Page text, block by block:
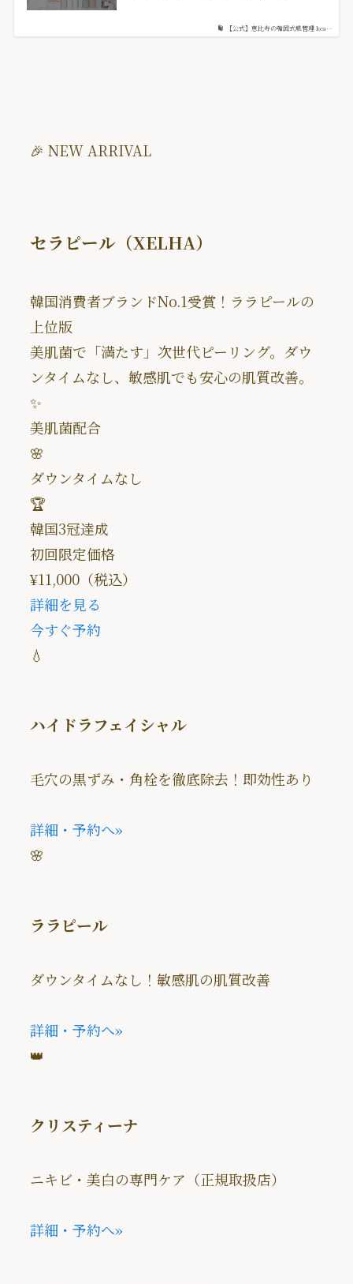
【公式】恵比寿の韓国式肌管理 kea…
🎉 NEW ARRIVAL
セラピール（XELHA）
韓国消費者ブランドNo.1受賞！ララピールの
上位版
美肌菌で「満たす」次世代ピーリング。ダウ
ンタイムなし、敏感肌でも安心の肌質改善。
✨
美肌菌配合
🌸
ダウンタイムなし
🏆
韓国3冠達成
初回限定価格
¥11,000（税込）
詳細を見る
今すぐ予約
💧
ハイドラフェイシャル
毛穴の黒ずみ・角栓を徹底除去！即効性あり
詳細・予約へ»
🌸
ララピール
ダウンタイムなし！敏感肌の肌質改善
詳細・予約へ»
👑
クリスティーナ
ニキビ・美白の専門ケア（正規取扱店）
詳細・予約へ»